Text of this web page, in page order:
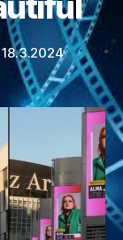
18.3.2024